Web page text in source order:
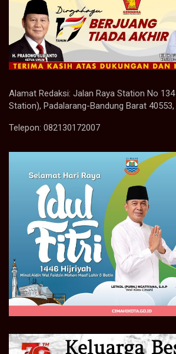
Alamat Redaksi: Jalan Raya Station No
Station), Padalarang-Bandung Barat
Telepon: 082130172007